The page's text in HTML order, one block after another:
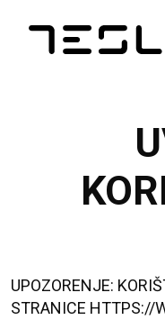
UPOZORENJE:
STRANICE HTTPS://